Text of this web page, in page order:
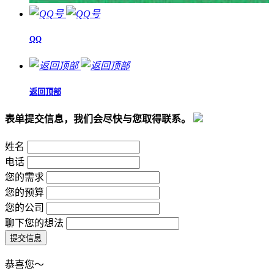
QQ
返回顶部
表单提交信息，我们会尽快与您取得联系。
姓名
电话
您的需求
您的预算
您的公司
聊下您的想法
恭喜您～